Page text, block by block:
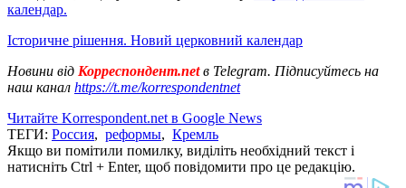
календар.
Історичне рішення. Новий церковний календар
Новини від Корреспондент.netв Telegram. Підписуйтесь на
наш канал https://t.me/korrespondentnet
Читайте Korrespondent.net в Google News
ТЕГИ: Россия, реформы, Кремль
Якщо ви помітили помилку, виділіть необхідний текст і
натисніть Ctrl + Enter, щоб повідомити про це редакцію.